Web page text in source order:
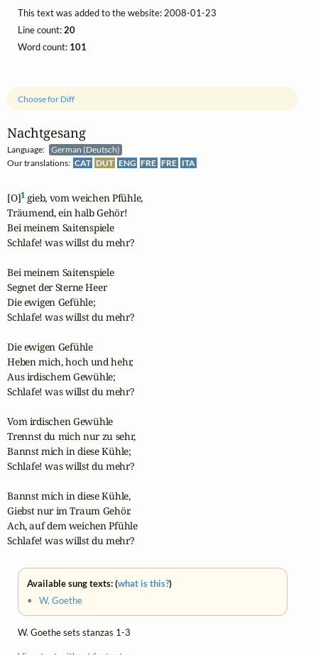
Nachtgesang
Language:
German (Deutsch)
Our translations: CAT DUT ENG FRE FRE ITA
Choose for Diff
[O]1 gieb, vom weichen Pfühle,
Träumend, ein halb Gehör!
Bei meinem Saitenspiele
Schlafe! was willst du mehr?
Bei meinem Saitenspiele
Segnet der Sterne Heer
Die ewigen Gefühle;
Schlafe! was willst du mehr?
Die ewigen Gefühle
Heben mich, hoch und hehr,
Aus irdischem Gewühle;
Schlafe! was willst du mehr?
Vom irdischen Gewühle
Trennst du mich nur zu sehr,
Bannst mich in diese Kühle;
Schlafe! was willst du mehr?
Bannst mich in diese Kühle,
Giebst nur im Traum Gehör.
Ach, auf dem weichen Pfühle
Schlafe! was willst du mehr?
Available sung texts: (what is this?)
•W. Goethe
W. Goethe sets stanzas 1-3
This text was added to the website: 2008-01-23
Line count:20
Word count: 101